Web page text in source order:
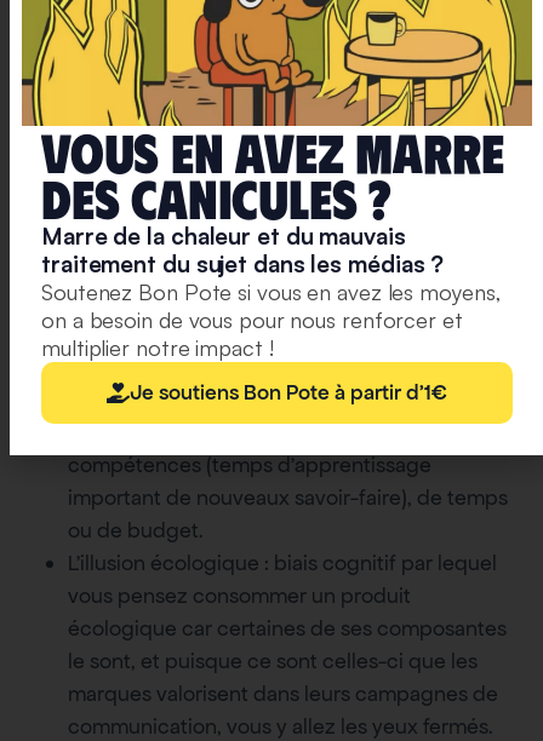
écologiques actuels.
Vous dites que les bobos valorisent une bien-
pensance progressiste qui sous couvert de
bonnes intentions amène son lot de dérives.
Quelles sont ces dérives ?
Les dérives sont nombreuses et on ne les connait
certainement pas encore toutes. De manière non-
exhaustive :
La charge écologique : injonction sociale à être
quelqu’un de bien à travers ses choix de
consommation, malgré les contraintes de
compétences (temps d’apprentissage
important de nouveaux savoir-faire), de temps
ou de budget.
L’illusion écologique : biais cognitif par lequel
vous pensez consommer un produit
écologique car certaines de ses composantes
le sont, et puisque ce sont celles-ci que les
marques valorisent dans leurs campagnes de
communication, vous y allez les yeux fermés.
Vous en avez marre
deS caniculeS ?
Marre de la chaleur et du mauvais
traitement du sujet dans les médias ?
Soutenez Bon Pote si vous en avez les moyens,
on a besoin de vous pour nous renforcer et
multiplier notre impact !
Je soutiens Bon Pote à partir d'1€